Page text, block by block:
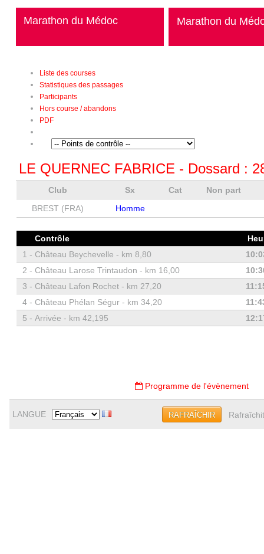
Marathon du Médoc Marathon du
Liste des courses
Statistiques des passages
Participants
Hors course / abandons
PDF
LE QUERNEC FABRICE - Dossard :
Club Sx Cat
Non part
BREST (FRA)
Homme
Contrôle
1 - Château Beychevelle - km 8,80
2 - Château Larose Trintaudon - km 16,00
3 - Château Lafon Rochet - km 27,20
4 - Château Phélan Ségur - km 34,20
5 - Arrivée - km 42,195
Programme de l'évènement
LANGUE RAFRAÎCHIR